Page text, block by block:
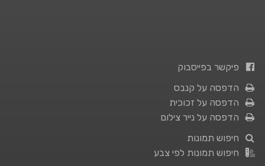
פיקשר בפייסבוק
הדפסה על קנבס
הדפסה על זכוכית
הדפסה על נייר צילום
חיפוש תמונות
חיפוש תמונות לפי צבע